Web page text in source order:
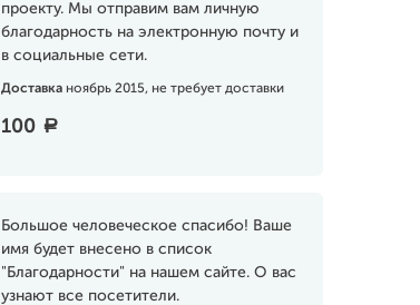
проекту. Мы отправим вам личную
благодарность на электронную почту и
в социальные сети.
Доставка ноябрь 2015, не требует доставки
100 a
Большое человеческое спасибо! Ваше
имя будет внесено в список
"Благодарности" на нашем сайте. О вас
узнают все посетители.